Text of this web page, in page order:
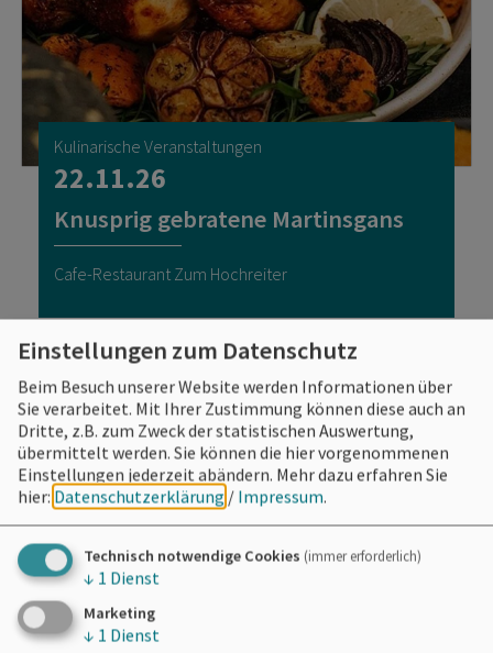
Kulinarische Veranstaltungen
22.11.26
Knusprig gebratene Martinsgans
Cafe-Restaurant Zum Hochreiter
Einstellungen zum Datenschutz
Beim Besuch unserer Website werden Informationen über
Sie verarbeitet. Mit Ihrer Zustimmung können diese auch an
Dritte, z.B. zum Zweck der statistischen Auswertung,
übermittelt werden. Sie können die hier vorgenommenen
Einstellungen jederzeit abändern. Mehr dazu erfahren Sie
hier: Datenschutzerklärung / Impressum.
Technisch notwendige Cookies (immer erforderlich)
↓ 1 Dienst
Marketing
↓ 1 Dienst